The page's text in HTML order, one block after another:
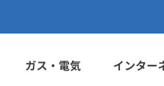
ガス・電気 インター